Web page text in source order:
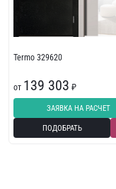
Termo 329620
от 139 303 ₽
ЗАЯВКА НА РАСЧЕТ
ПОДОБРАТЬ